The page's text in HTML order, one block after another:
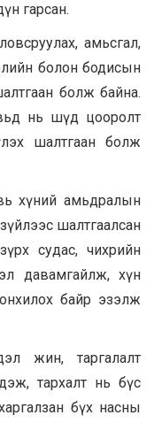
гарсан.
амьсгал,
болон бодисын
болж байна.
нь шүд цооролт
шалтгаан болж
хүний амьдралын
шалтгаалсан
судас, чихрийн
давамгайлж, хүн
байр эзэлж
жин, таргалалт
тархалт нь бүс
бүх насны